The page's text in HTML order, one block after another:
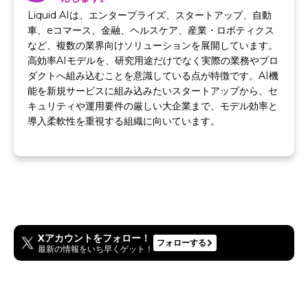
Liquid AIは、エンタープライズ、スタートアップ、自動
車、eコマース、金融、ヘルスケア、産業・ロボティクス
など、複数の業界向けソリューションを展開しています。
高効率AIモデルを、研究用途だけでなく実際の業務やプロ
ダクトへ組み込むことを意識している点が特徴です。AI機
能を新規サービスに組み込みたいスタートアップから、セ
キュリティや運用要件の厳しい大企業まで、モデル効率と
導入柔軟性を重視する組織に向いています。
Xアカウントをフォロー！
最新の情報をいち早くゲット！
フォローする